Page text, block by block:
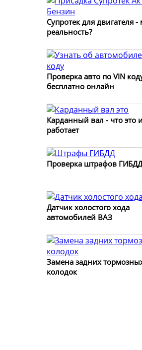
Супротек для двигателя
реальность?
Проверка авто по VIN
бесплатно онлайн
Карданный вал - что это
работает
Проверка штрафов
Датчик холостого хода
автомобилей ВАЗ
Замена задних
колодок